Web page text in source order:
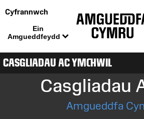
Cyfrannwch
Ein
Amgueddfeydd
CASGLIADAU AC YMCHWIL
Casgliadau
Amgueddfa